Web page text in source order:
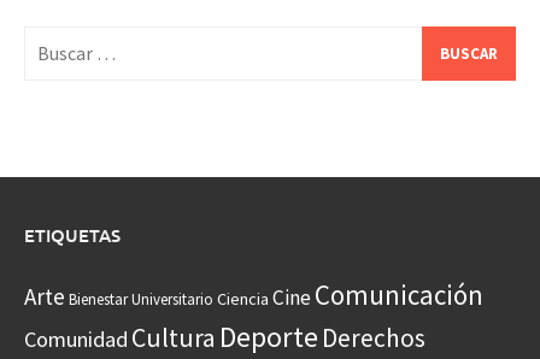
ETIQUETAS
Arte Bienestar Universitario Ciencia CineComunicación
Comunidad Cultura Deporte Derechos